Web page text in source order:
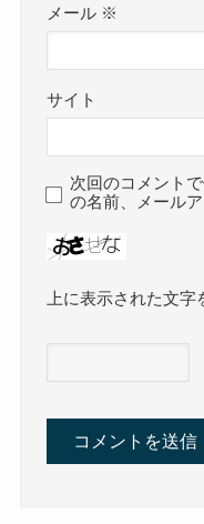
メール ※
サイト
次回のコメント
の名前、メール
上に表示された文字